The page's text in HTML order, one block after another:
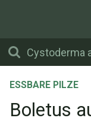
ESSBARE PILZE
Boletus